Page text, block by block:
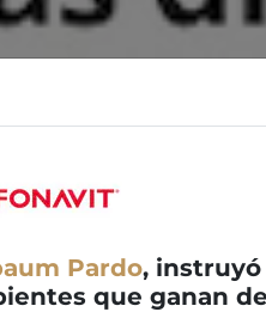
Pardo, instruyó
que ganan de